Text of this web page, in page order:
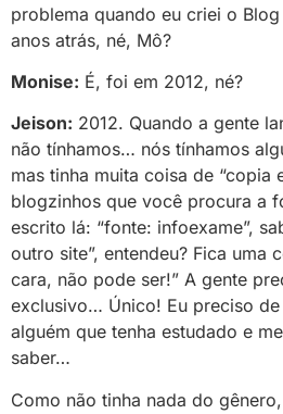
problema quando eu criei o
anos atrás, né, Mô?
Monise: É, foi em 2012, né?
Jeison: 2012. Quando a gente
não tínhamos… nós tínhamos
mas tinha muita coisa de “copia
blogzinhos que você procura a
escrito lá: “fonte: infoexame”,
outro site”, entendeu? Fica
cara, não pode ser!” A gente
exclusivo… Único! Eu preciso
alguém que tenha estudado e
saber…
Como não tinha nada do